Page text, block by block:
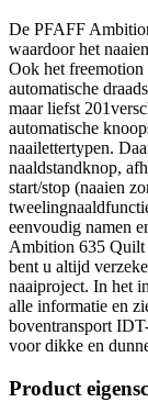
De PFAFF
waardoor het
Ook het
automatische
maar liefst
automatische
naailettertypen.
naaldstandknop,
start/stop (naaien
eenvoudig namen
Ambition 635 Quilt
bent u altijd
naaiproject. In het
alle informatie en
boventransport
voor dikke en
Product